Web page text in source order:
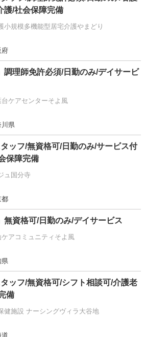
護/社会保障完備
小規模多機能型居宅介護やまどり
府
調理師免許必須/日勤のみ/デイサービ
ケアセンターそよ風
県
ッフ/無資格可/日勤のみ/サービス付
保障完備
ュ国分寺
都
無資格可/日勤のみ/デイサービス
アコミュニティそよ風
ッフ/無資格可/シフト相談可/介護老
備
健施設 ナーシングヴィラ大谷地